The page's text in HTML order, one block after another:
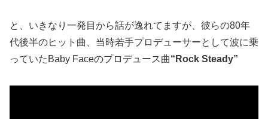
と、いきなり一発目から話が逸れてますが、彼らの80年
代後半のヒット曲、当時若手プロデューサーとして波に乗
っていたBaby Faceのプロデュース曲“Rock Steady”